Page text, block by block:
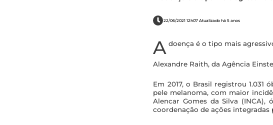
22/06/2021 12h07 Atualizado há 5 anos
A doença é o tipo mais
Alexandre Raith, da Agência
Em 2017, o Brasil registrou
pele melanoma, com maior
Alencar Gomes da Silva
coordenação de ações